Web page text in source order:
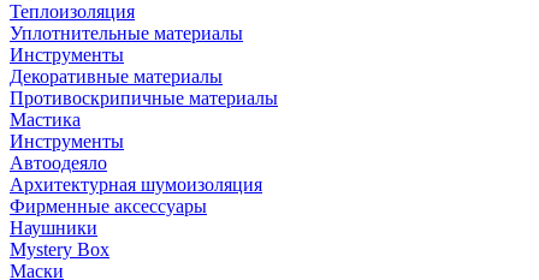
Теплоизоляция
Уплотнительные материалы
Инструменты
Декоративные материалы
Противоскрипичные материалы
Мастика
Инструменты
Автоодеяло
Архитектурная шумоизоляция
Фирменные аксессуары
Наушники
Mystery Box
Маски